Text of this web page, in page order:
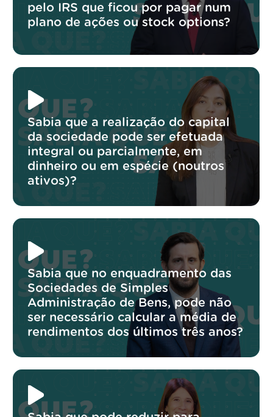
pelo IRS que ficou por pagar num
plano de ações ou stock options?
Sabia que a realização do capital
da sociedade pode ser efetuada
integral ou parcialmente, em
dinheiro ou em espécie (noutros
ativos)?
Sabia que no enquadramento das
Sociedades de Simples
Administração de Bens, pode não
ser necessário calcular a média de
rendimentos dos últimos três anos?